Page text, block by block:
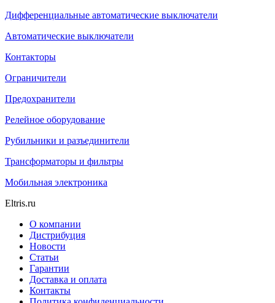
Дифференциальные автоматические выключатели
Автоматические выключатели
Контакторы
Ограничители
Предохранители
Релейное оборудование
Рубильники и разъединители
Трансформаторы и фильтры
Мобильная электроника
Eltris.ru
О компании
Дистрибуция
Новости
Статьи
Гарантии
Доставка и оплата
Контакты